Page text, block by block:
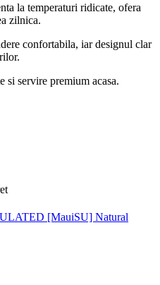
la temperaturi ridicate, ofera
zilnica.
confortabila, iar designul clar
si servire premium acasa.